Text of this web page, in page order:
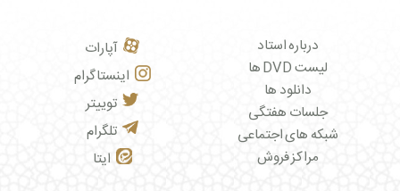
درباره استاد
لیست DVD ها
دانلود ها
جلسات هفتگی
شبکه های اجتماعی
مراکز فروش
آپارات
اینستاگرام
توییتر
تلگرام
ایتا